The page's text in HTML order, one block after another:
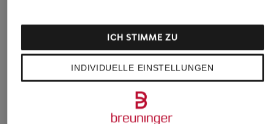
Weitere Kategorien
Marc O'Polo Taschen
INDIVIDUELLE EINSTELLUNGEN
ICH STIMME ZU